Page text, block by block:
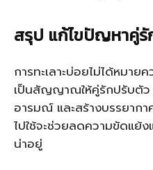
สรุป แก้ไขปัญหาคู่รั
การทะเลาะบ่อยไม่ได้หมาย
เป็นสัญญาณให้คู่รักปรับตัว
อารมณ์ และสร้างบรรยาก
ไปใช้จะช่วยลดความขัดแย้
น่าอยู่